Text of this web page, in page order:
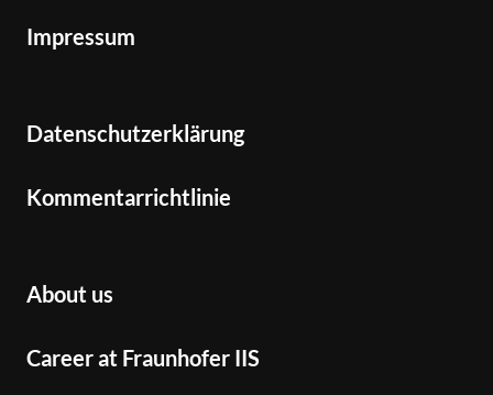
Impressum
Datenschutzerklärung
Kommentarrichtlinie
About us
Career at Fraunhofer IIS